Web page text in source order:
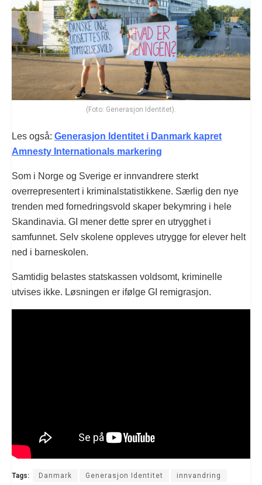
(Foto: Generasjon Identitet).
Les også: Generasjon Identitet i Danmark kapret
Amnesty Internationals markering
Som i Norge og Sverige er innvandrere sterkt
overrepresentert i kriminalstatistikkene. Særlig den nye
trenden med fornedringsvold skaper bekymring i hele
Skandinavia. GI mener dette sprer en utrygghet i
samfunnet. Selv skolene oppleves utrygge for elever helt
ned i barneskolen.
Samtidig belastes statskassen voldsomt, kriminelle
utvises ikke. Løsningen er ifølge GI remigrasjon.
Tags: Danmark Generasjon Identitet innvandring